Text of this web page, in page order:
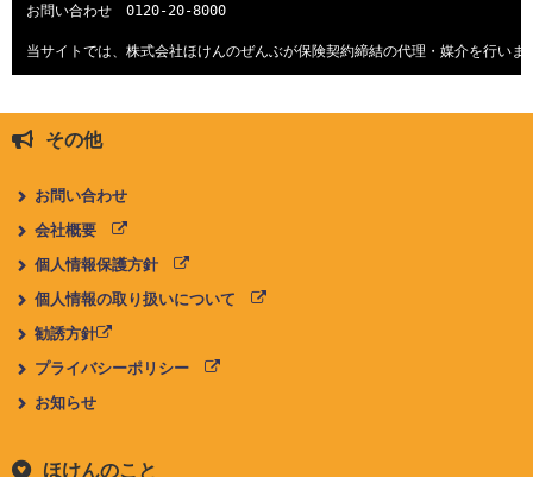
お問い合わせ 0120-20-8000
当サイトでは、株式会社ほけんのぜんぶが保険契約締結の代理・媒介を行いま
その他
お問い合わせ
会社概要
個人情報保護方針
個人情報の取り扱いについて
勧誘方針
プライバシーポリシー
お知らせ
ほけんのこと